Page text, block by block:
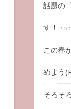
話題の
す！
この春
めよう
そろそ